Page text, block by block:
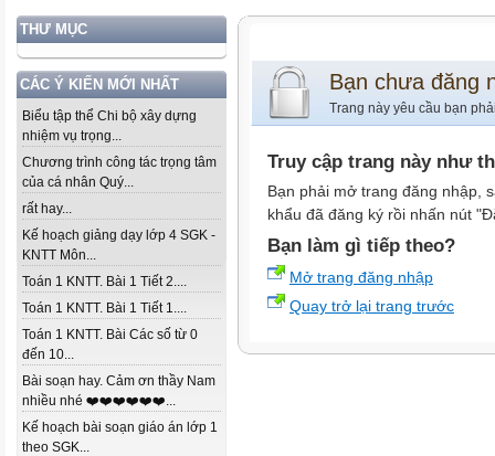
THƯ MỤC
CÁC Ý KIẾN MỚI NHẤT
Biểu tập thể Chi bộ xây dựng
nhiệm vụ trọng...
Chương trình công tác trọng tâm
của cá nhân Quý...
rất hay...
Kế hoạch giảng dạy lớp 4 SGK -
KNTT Môn...
Toán 1 KNTT. Bài 1 Tiết 2....
Toán 1 KNTT. Bài 1 Tiết 1....
Toán 1 KNTT. Bài Các số từ 0
đến 10...
Bài soạn hay. Cảm ơn thầy Nam
nhiều nhé ❤️❤️❤️❤️❤️❤️...
Kế hoạch bài soạn giáo án lớp 1
theo SGK...
Bạn chưa đăng
Trang này yêu cầu bạn
Truy cập trang này như
Bạn phải mở trang đăng nhập,
khẩu đã đăng ký rồi nhấn nút
Bạn làm gì tiếp theo?
Mở trang đăng nhập
Quay trở lại trang trước